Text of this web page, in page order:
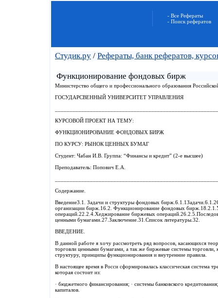
- Все Рефераты
- Поиск рефератов
Студик.ру / Рефераты, банк рефератов,
Функционирование фондовых бирж
Министерство общего и профессионального образования
ГОСУДАРСВЕННЫЙ УНИВЕРСИТЕТ УПРАВЛЕНИЯ
КУРСОВОЙ ПРОЕКТ НА ТЕМУ:
ФУНКЦИОНИРОВАНИЕ ФОНДОВЫХ БИРЖ
ПО КУРСУ: РЫНОК ЦЕННЫХ БУМАГ
Студент: Чабан И.В. Группа: “Финансы и кредит” (2-е высшее)
Преподаватель: Попович Е.А.
Содержание.
Введение3.1. Задачи и структуры фондовых
организации бирж.16.2. Функционирование фондовых
операций.22.2.4.Хеджирование биржевых
ценными бумагами.27.Заключение.31.Список литературы.32.
ВВЕДЕНИЕ.
В данной работе я хочу рассмотреть ряд вопросов, касающихся
торговли ценными бумагами, а так же биржевые системы торговли,
структуру, принципы функционирования и внутренние правила.
В настоящее время в Росси сформировалась классическая система
которая состоит из:
· бюджетного финансирования; · системы банковского
капиталов.